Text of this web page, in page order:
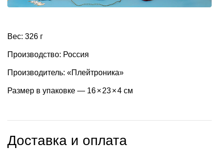
Вес: 326 г
Производство: Россия
Производитель: «Плейтроника»
Размер в упаковке — 16× 23×4 см
Доставка и оплата